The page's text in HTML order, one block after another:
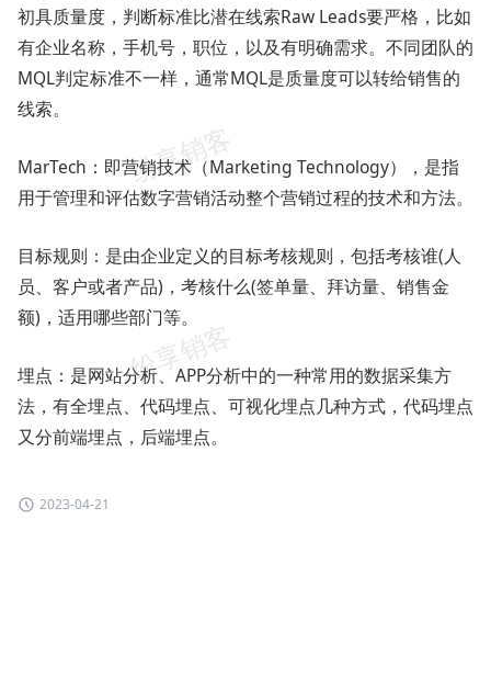
初具质量度，判断标准比潜在线索Raw Leads要严格，比如
有企业名称，手机号，职位，以及有明确需求。不同团队的
MQL判定标准不一样，通常MQL是质量度可以转给销售的
线索。
MarTech：即营销技术（Marketing Technology），是指
用于管理和评估数字营销活动整个营销过程的技术和方法。
目标规则：是由企业定义的目标考核规则，包括考核谁(人
员、客户或者产品)，考核什么(签单量、拜访量、销售金
额)，适用哪些部门等。
埋点：是网站分析、APP分析中的一种常用的数据采集方
法，有全埋点、代码埋点、可视化埋点几种方式，代码埋点
又分前端埋点，后端埋点。
2023-04-21